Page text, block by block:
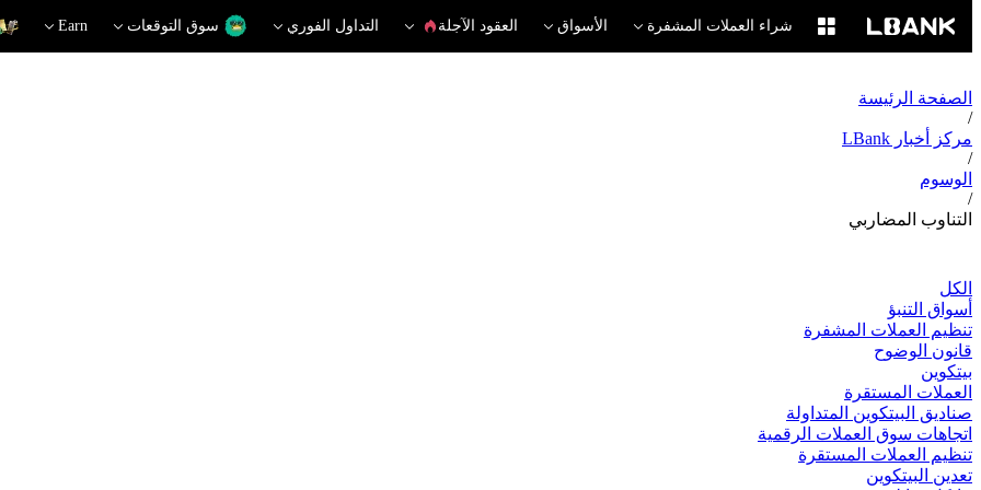
شراء العملات المشفرة الأسواق العقود الآجلة التداول الفوري سوق التوقعات Earn
الصفحة الرئيسة
/
مركز أخبار LBank
/
الوسوم
/
التناوب المضاربي
الكل
أسواق التنبؤ
تنظيم العملات المشفرة
قانون الوضوح
بيتكوين
العملات المستقرة
صناديق البيتكوين المتداولة
اتجاهات سوق العملات الرقمية
تنظيم العملات المستقرة
تعدين البيتكوين